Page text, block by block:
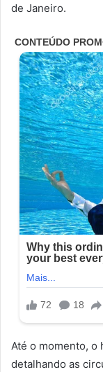
de Janeiro.
Até o momento, o
detalhando as